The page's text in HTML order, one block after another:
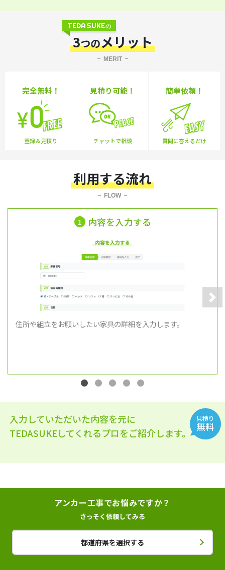
TEDASUKEの
3つのメリット
MERIT
登録＆見積り
完全無料！
チャットで相談
見積り可能！
質問に答えるだけ
簡単依頼！
利用する流れ
FLOW
1 内容を入力する
住所や組立をお願いしたい家具の詳細を入力します。
入力していただいた内容を元に
TEDASUKEしてくれるプロをご紹介します。
見積り
無料
アンカー工事でお悩みですか？
さっそく依頼してみる
都道府県を選択する